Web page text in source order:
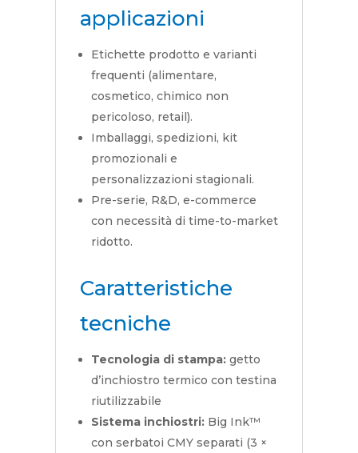
applicazioni
Etichette prodotto e varianti
frequenti (alimentare,
cosmetico, chimico non
pericoloso, retail).
Imballaggi, spedizioni, kit
promozionali e
personalizzazioni stagionali.
Pre-serie, R&D, e-commerce
con necessità di time-to-market
ridotto.
Caratteristiche
tecniche
Tecnologia di stampa:getto
d’inchiostro termico con testina
riutilizzabile
Sistema inchiostri:Big Ink™
con serbatoi CMY separati (3 ×